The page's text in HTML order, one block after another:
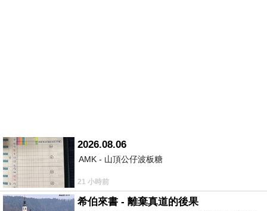
2026.08.06
AMK - 山頂公仔波板糖
21 小時前
希伯來書 - 離棄真道的後果